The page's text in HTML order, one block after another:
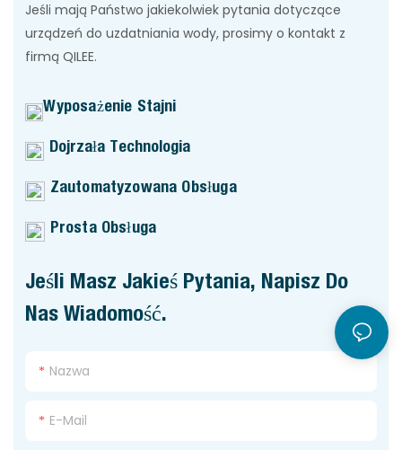
Jeśli mają Państwo jakiekolwiek pytania dotyczące
urządzeń do uzdatniania wody, prosimy o kontakt z
firmą QILEE.
Wyposażenie Stajni
Dojrzała Technologia
Zautomatyzowana Obsługa
Prosta Obsługa
Jeśli Masz Jakieś Pytania, Napisz Do
Nas Wiadomość.
Nazwa
E-Mail